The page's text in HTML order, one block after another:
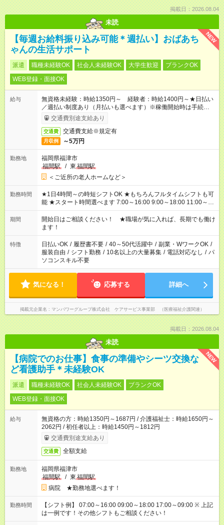
掲載日：2026.08.04
未読
NEW
【毎週お給料振り込み可能＊週払い】おばあち
ゃんの生活サポート
派遣 職種未経験OK 社会人未経験OK 大学生歓迎
ブランクOK
WEB登録・面接OK
給与
無資格未経験：時給1350円～ 経験者：時給1400円～★日払い
／週払い制度あり（月払いも選べます）※稼働開始時は手続き完
了次第のお支払いとなります。
交通費別途支給あり
交通費 交通費支給※規定有
月収例 ～5万円
勤務地
福岡県福津市
福間駅
/ 東 福間駅
＜ご近所の老人ホームなど＞
勤務時間
★1日4時間～の時短シフトOK ★もちろんフルタイムシフトも可
能 ★スタート時間選べます 7:00～16:00 9:00～18:00 11:00～
20:00 など 残業なし！ ※Wワークの場合、他のお仕事と合わせ
週40時間超の就業はご案内できません ※法令に基づき、週20時
間以上勤務は社会保険への加入対象となります ※労働者派遣法
（日雇い派遣の原則禁止）により、短時間・短期間の就業はご
案内が難しい場合があります
期間
開始日はご相談ください！ ★職場が気に入れば、長期でも働け
ます！
特徴 日払いOK / 履歴書不要 / 40～50代活躍中 / 副業・WワークOK /
服装自由 / シフト勤務 / 10名以上の大量募集 / 電話対応なし / パ
ソコンスキル不要
気になる！ 応募する 詳細へ
掲載元企業名 マンパワーグループ株式会社 ケアサービス事業部 （医療福祉介護関連）
掲載日：2026.08.04
未読
NEW
【病院でのお仕事】食事の準備やシーツ交換な
ど看護助手＊未経験OK
派遣 職種未経験OK 社会人未経験OK
ブランクOK
WEB登録・面接OK
給与
無資格の方：時給1350円～1687円 / 介護福祉士：時給1650円～
2062円 / 初任者以上：時給1450円～1812円
交通費別途支給あり
交通費 全額支給
勤務地
福岡県福津市
福間駅
/ 東 福間駅
病院 ★勤務地選べます！
勤務時間
【シフト例】 07:00～16:00 09:00～18:00 17:00～09:00 ※ 上記
は一例です！その他シフトもご相談ください！